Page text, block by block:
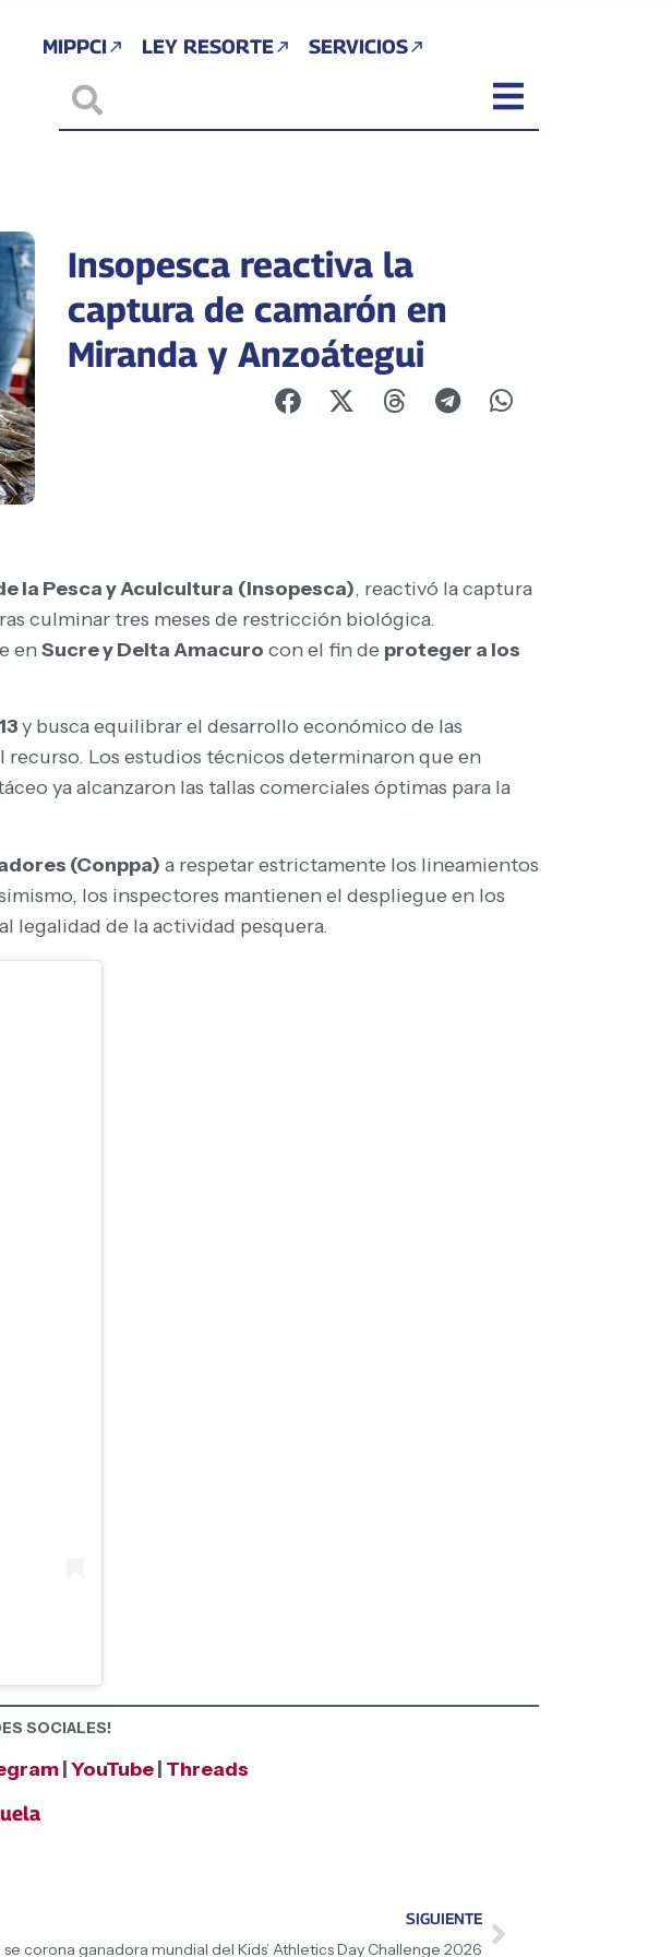
MIPPCI LEY RESORTE SERVICIOS
Insopesca reactiva la
captura de camarón en
Miranda y Anzoátegui
la Pesca y Acuicultura (Insopesca), reactivó la captura
culminar tres meses de restricción biológica.
enSucre y Delta Amacuro con el fin de proteger a los
y busca equilibrar el desarrollo económico de las
Los estudios técnicos determinaron que en
ya alcanzaron las tallas comerciales óptimas para la
(Conppa) a respetar estrictamente los lineamientos
los inspectores mantienen el despliegue en los
legalidad de la actividad pesquera.
SOCIALES!
YouTube Threads
SIGUIENTE
corona ganadora mundial del Kids’ Athletics Day Challenge 2026